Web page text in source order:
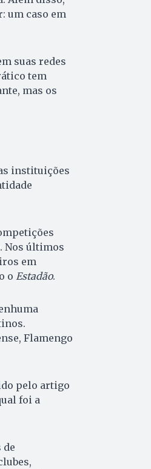
um caso em
suas redes
tem
mas os
instituições
Nos últimos
em
o Estadão.
Flamengo
pelo artigo
foi a
de